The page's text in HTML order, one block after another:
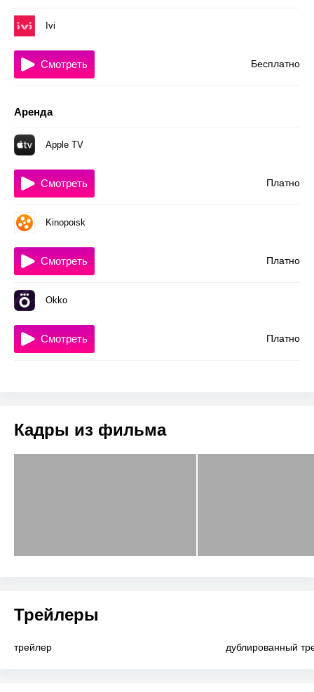
Ivi
Бесплатно
Смотреть
Аренда
Apple TV
Платно
Смотреть
Kinopoisk
Платно
Смотреть
Okko
Платно
Смотреть
Кадры из фильма
Трейлеры
трейлер дублированный